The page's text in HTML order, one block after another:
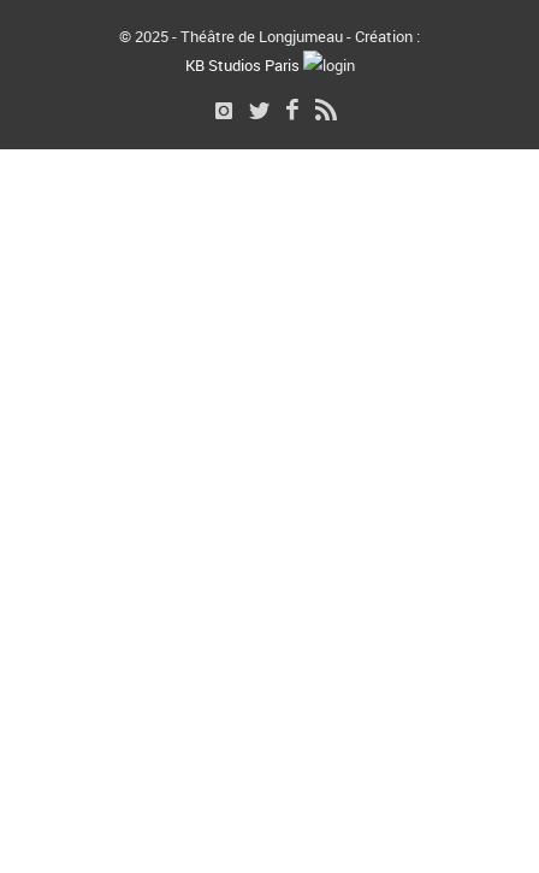
© 2025 - Théâtre de Longjumeau - Création :
KB Studios Paris